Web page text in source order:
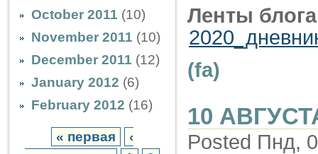
October 2011 (10)
November 2011 (10)
December 2011 (12)
January 2012 (6)
February 2012 (16)
« первая
‹
Ленты
(fa)
10
Posted Пнд,